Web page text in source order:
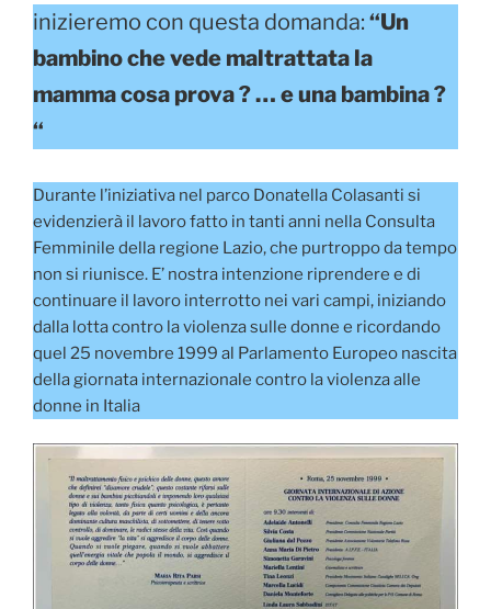
inizieremo con questa domanda: “Un
bambino che vede maltrattata la
mamma cosa prova ? … e una bambina ?
“
Durante l’iniziativa nel parco Donatella Colasanti si
evidenzierà il lavoro fatto in tanti anni nella Consulta
Femminile della regione Lazio, che purtroppo da tempo
non si riunisce. E’ nostra intenzione riprendere e di
continuare il lavoro interrotto nei vari campi, iniziando
dalla lotta contro la violenza sulle donne e ricordando
quel 25 novembre 1999 al Parlamento Europeo nascita
della giornata internazionale contro la violenza alle
donne in Italia